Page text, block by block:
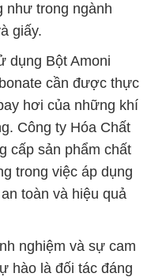
như trong ngành
giấy.
dụng Bột Amoni
cần được thực
hơi của những khí
Công ty Hóa Chất
cấp sản phẩm chất
trong việc áp dụng
toàn và hiệu quả
nghiệm và sự cam
hào là đối tác đáng